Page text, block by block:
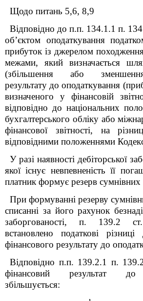
Щодо питань 5,6, 8,9
Відповідно до п.п. 134.1.1 п.
об’єктом оподаткування
прибуток із джерелом походження
межами, який визначається
(збільшення або
результату до оподаткування
визначеного у фінансовій
відповідно до національних
бухгалтерського обліку або
фінансової звітності, на
відповідними положеннями
У разі наявності дебіторської
якої існує невпевненість її
платник формує резерв сумнівних
При формуванні резерву
списанні за його рахунок
заборгованості, п. 139.2
встановлено податкові
фінансового результату до
Відповідно п.п. 139.2.1 п.
фінансовий результат до
збільшується: